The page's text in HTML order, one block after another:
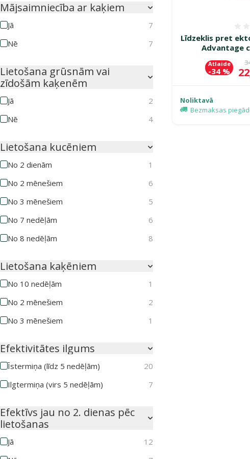
Mājsaimniecība ar kaķiem
Jā
7
Nē
7
Lietošana grūsnām vai
zīdošām kaķenēm
Jā
2
Nē
4
Lietošana kucēniem
No 2 dienām
1
No 2 mēnešiem
6
No 3 mēnešiem
5
No 7 nedēļām
6
No 8 nedēļām
8
Lietošana kaķēniem
No 10 nedēļām
1
No 2 mēnešiem
2
No 3 mēnešiem
1
Efektivitātes ilgums
Īstermiņa (līdz 5 nedēļām)
20
Ilgtermiņa (virs 5 nedēļām)
7
Efektīvs jau no 2. dienas pēc
lietošanas
Jā
12
Līdzeklis pret
Advantage
Atlaide
-34 %
Noliktavā
Bezmaksas